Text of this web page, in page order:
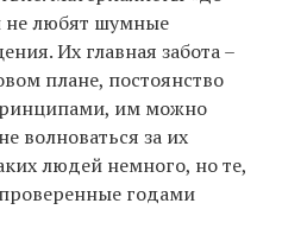
не любят шумные
Их главная забота –
плане, постоянство
им можно
волноваться за их
людей немного, но те,
годами